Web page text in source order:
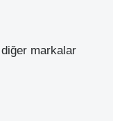
markalar